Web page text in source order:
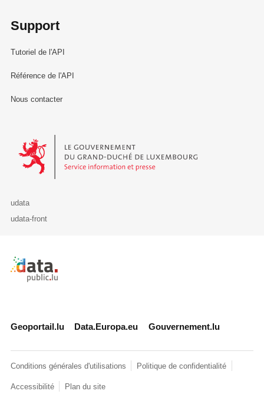
Support
Tutoriel de l'API
Référence de l'API
Nous contacter
Le Gouvernement du Grand-Duché de Luxembourg - Service
udata
udata-front
Retour à l'accueil de data.public.lu
Geoportail.lu Data.Europa.eu Gouvernement.lu
Conditions générales d'utilisations Politique de confidentialité
Accessibilité Plan du site